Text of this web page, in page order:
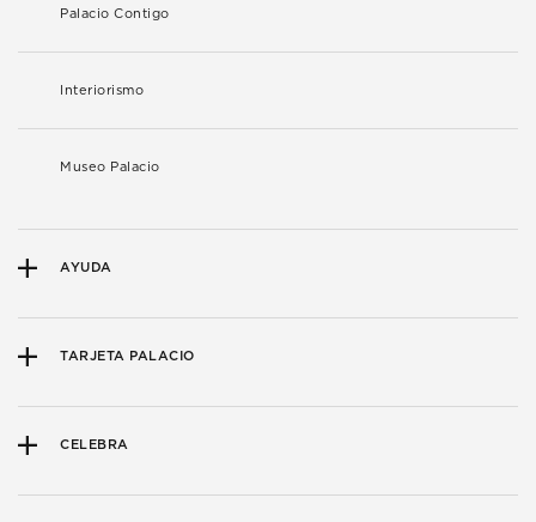
Palacio Contigo
Interiorismo
Museo Palacio
AYUDA
TARJETA PALACIO
CELEBRA